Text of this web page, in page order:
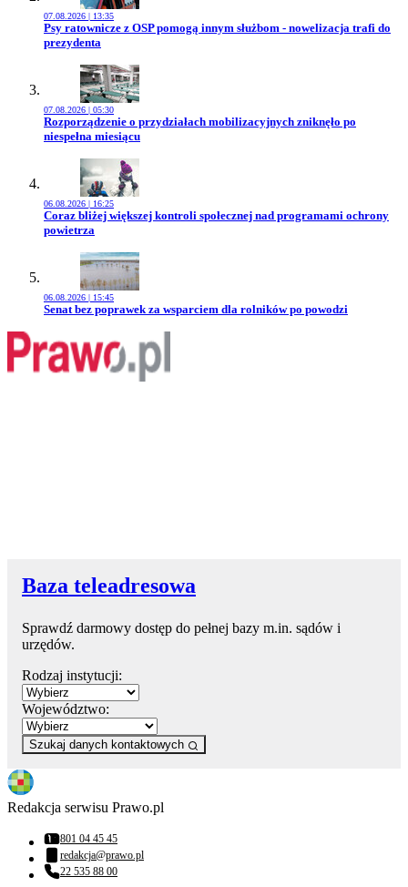
07.08.2026 | 13:35
Przejdź do artykułu:
Psy ratownicze z OSP pomogą innym służbom - nowelizacja trafi do
prezydenta
07.08.2026 | 05:30
Przejdź do artykułu:
Rozporządzenie o przydziałach mobilizacyjnych zniknęło po
niespełna miesiącu
06.08.2026 | 16:25
Przejdź do artykułu:
Coraz bliżej większej kontroli społecznej nad programami ochrony
powietrza
06.08.2026 | 15:45
Przejdź do artykułu:
Senat bez poprawek za wsparciem dla rolników po powodzi
Baza teleadresowa
Sprawdź darmowy dostęp do pełnej bazy m.in. sądów i
urzędów.
Rodzaj instytucji:
Województwo:
Szukaj danych kontaktowych
Redakcja serwisu Prawo.pl
Numer telefonu:
801 04 45 45
Adres email:
redakcja@prawo.pl
Numer telefonu:
22 535 88 00